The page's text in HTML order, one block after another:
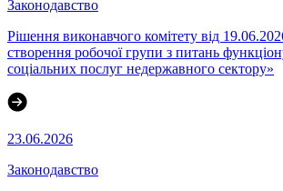
Законодавство
Рішення виконавчого комітету від
створення робочої групи з питань
соціальних послуг недержавного сектору»
23.06.2026
Законодавство